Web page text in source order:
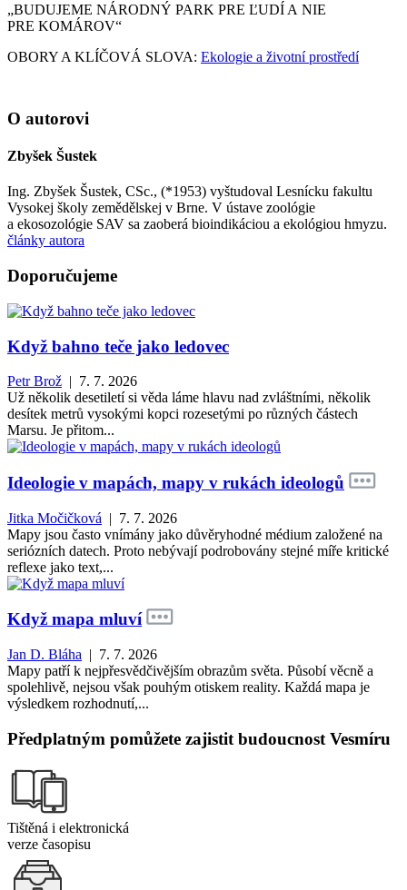
„BUDUJEME NÁRODNÝ PARK PRE ĽUDÍ A NIE
PRE KOMÁROV“
OBORY A KLÍČOVÁ SLOVA: Ekologie a životní prostředí
O autorovi
Zbyšek Šustek
Ing. Zbyšek Šustek, CSc., (*1953) vyštudoval Lesnícku fakultu
Vysokej školy zemědělskej v Brne. V ústave zoológie
a ekosozológie SAV sa zaoberá bioindikáciou a ekológiou hmyzu.
články autora
Doporučujeme
Když bahno teče jako ledovec
Petr Brož | 7. 7. 2026
Už několik desetiletí si věda láme hlavu nad zvláštními, několik
desítek metrů vysokými kopci rozesetými po různých částech
Marsu. Je přitom...
Ideologie v mapách, mapy v rukách ideologů
Jitka Močičková | 7. 7. 2026
Mapy jsou často vnímány jako důvěryhodné médium založené na
seriózních datech. Proto nebývají podrobovány stejné míře kritické
reflexe jako text,...
Když mapa mluví
Jan D. Bláha | 7. 7. 2026
Mapy patří k nejpřesvědčivějším obrazům světa. Působí věcně a
spolehlivě, nejsou však pouhým otiskem reality. Každá mapa je
výsledkem rozhodnutí,...
Předplatným pomůžete zajistit budoucnost Vesmíru
Tištěná i elektronická
verze časopisu